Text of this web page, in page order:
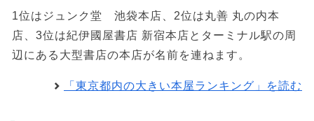
1位はジュンク堂 池袋本店、2位は丸善 丸の内本
店、3位は紀伊國屋書店 新宿本店とターミナル駅の周
辺にある大型書店の本店が名前を連ねます。
「東京都内の大きい本屋ランキング」を読む